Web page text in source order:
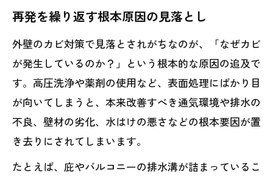
再発を繰り返す根本原因の見落とし
外壁のカビ対策で見落とされがちなのが、「なぜカビ
が発生しているのか？」という根本的な原因の追及で
す。高圧洗浄や薬剤の使用など、表面処理にばかり目
が向いてしまうと、本来改善すべき通気環境や排水の
不良、壁材の劣化、水はけの悪さなどの根本要因が置
き去りにされてしまいます。
たとえば、庇やバルコニーの排水溝が詰まっているこ